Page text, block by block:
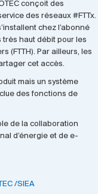
conçoit des
des réseaux #FTTx.
chez l’abonné
haut débit pour les
(FTTH). Par ailleurs, les
cet accès.
mais un système
des fonctions de
de la collaboration
d’énergie et de e-
/SIEA